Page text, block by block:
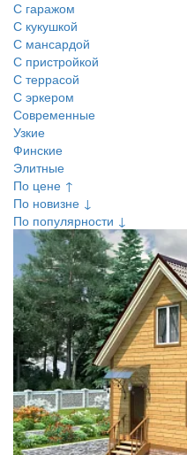
С гаражом
С кукушкой
С мансардой
С пристройкой
С террасой
С эркером
Современные
Узкие
Финские
Элитные
По цене ↑
По новизне ↓
По популярности ↓